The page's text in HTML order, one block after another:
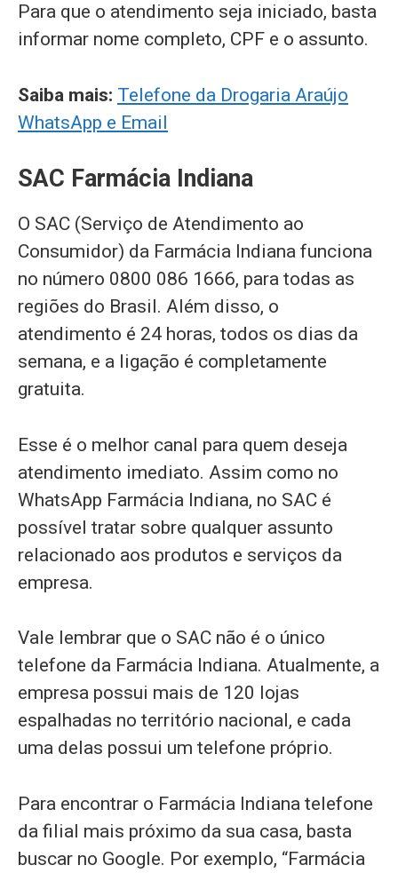
Para que o atendimento seja iniciado, basta
informar nome completo, CPF e o assunto.
Saiba mais: Telefone da Drogaria Araújo
WhatsApp e Email
SAC Farmácia Indiana
O SAC (Serviço de Atendimento ao
Consumidor) da Farmácia Indiana funciona
no número 0800 086 1666, para todas as
regiões do Brasil. Além disso, o
atendimento é 24 horas, todos os dias da
semana, e a ligação é completamente
gratuita.
Esse é o melhor canal para quem deseja
atendimento imediato. Assim como no
WhatsApp Farmácia Indiana, no SAC é
possível tratar sobre qualquer assunto
relacionado aos produtos e serviços da
empresa.
Vale lembrar que o SAC não é o único
telefone da Farmácia Indiana. Atualmente, a
empresa possui mais de 120 lojas
espalhadas no território nacional, e cada
uma delas possui um telefone próprio.
Para encontrar o Farmácia Indiana telefone
da filial mais próximo da sua casa, basta
buscar no Google. Por exemplo, “Farmácia